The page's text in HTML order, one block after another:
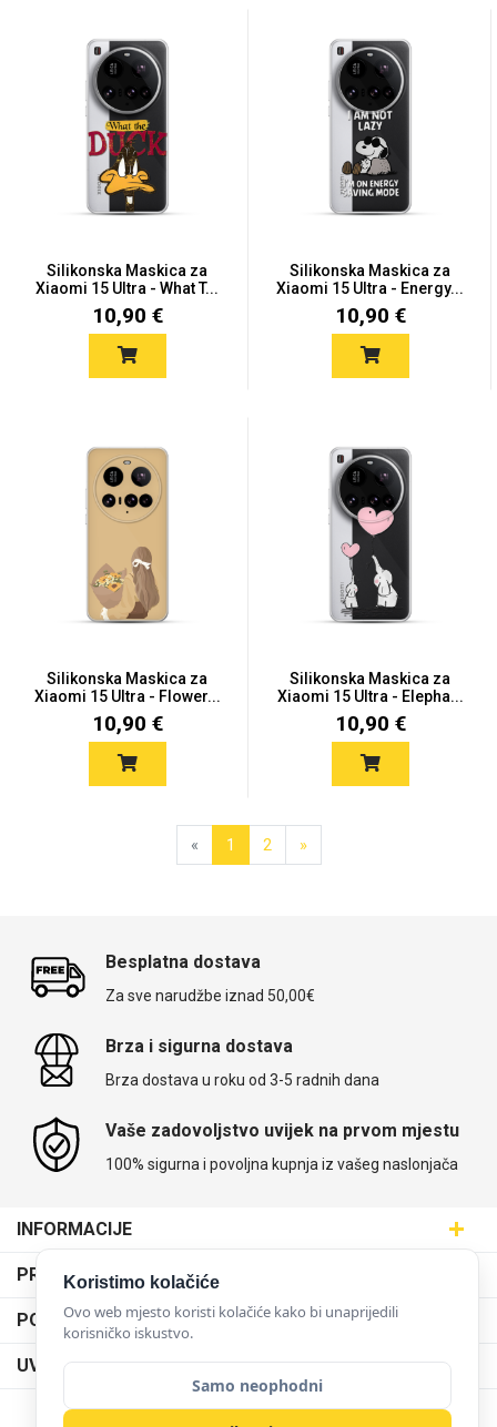
Silikonska Maskica za
Xiaomi 15 Ultra - What T...
10,90 €
Silikonska Maskica za
Xiaomi 15 Ultra - Energy...
10,90 €
Silikonska Maskica za
Xiaomi 15 Ultra - Flower...
10,90 €
Silikonska Maskica za
Xiaomi 15 Ultra - Elepha...
10,90 €
« 1 2 »
Besplatna dostava
Za sve narudžbe iznad 50,00€
Brza i sigurna dostava
Brza dostava u roku od 3-5 radnih dana
Vaše zadovoljstvo uvijek na prvom mjestu
100% sigurna i povoljna kupnja iz vašeg naslonjača
INFORMACIJE
SVIJET MASKICA d.o.o.
Aleja javora 13, 10000 Zagreb
PRODAJNA MJESTA
Poslovnica Trešnjevka
Poslovnica Dubrava
Poslovnica Velika Gorica
PODRŠKA
Dostava
UVJETI KORIŠTENJA
Klub vjernosti
Koristimo kolačiće
Ovo web mjesto koristi kolačiće kako bi unaprijedili
korisničko iskustvo.
Samo neophodni